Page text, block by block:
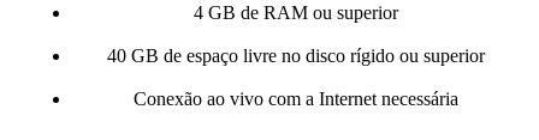
4 GB de RAM ou superior
40 GB de espaço livre no disco rígido ou superior
Conexão ao vivo com a Internet necessária